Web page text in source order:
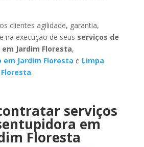
clientes agilidade, garantia,
na execução de seus serviços de
Jardim Floresta,
Jardim Floresta e Limpa
.
serviços
em
Floresta